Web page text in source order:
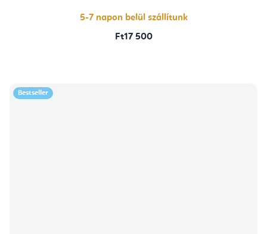
5-7 napon belül szállítunk
Ft17 500
Bestseller